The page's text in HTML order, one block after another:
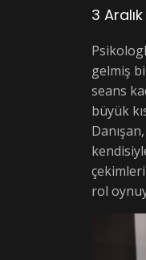
3
gelmiş
seans
büyük
rol